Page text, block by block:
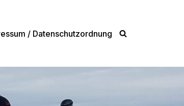
/ Datenschutzordnung